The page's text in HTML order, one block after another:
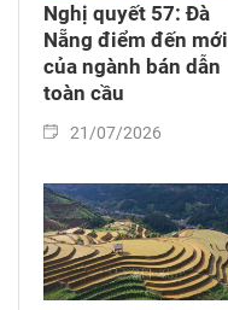
Nghị quyết 57: Đà
Nẵng điểm đến mới
của ngành bán dẫn
toàn cầu
21/07/2026